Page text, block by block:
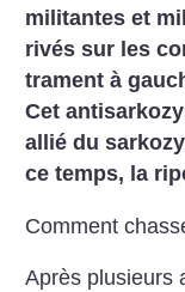
militantes et
rivés sur les
trament à
Cet
allié du
ce temps, la
Comment
Après plusieurs